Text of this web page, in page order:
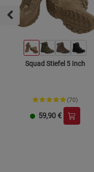
Squad Stiefel 5 Inch
(70)
59,90 €